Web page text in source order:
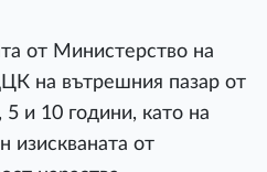
от Министерство на
на вътрешния пазар от
и 10 години, като на
изискваната от